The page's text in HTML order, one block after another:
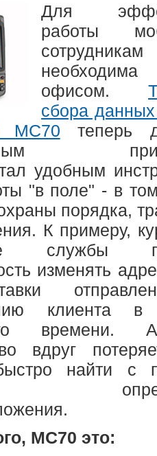
Для
работы
сотрудникам
необходима
офисом.
сбора
MC70 теперь
удобным
"в поле" - в
порядка,
К примеру,
службы
изменять
клиента в
времени.
вдруг
найти с
MC70 это: